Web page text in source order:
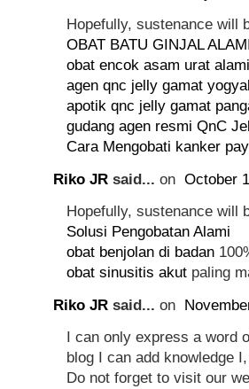
Hopefully, sustenance will
OBAT BATU GINJAL ALAMI
obat encok asam urat alami
agen qnc jelly gamat
apotik qnc jelly gamat
gudang agen resmi QnC
Cara Mengobati kanker
Riko JR said... on October
Hopefully, sustenance will
Solusi Pengobatan Alami
obat benjolan di badan
obat sinusitis akut paling
Riko JR said... on
I can only express a
blog I can add knowledge
Do not forget to visit our